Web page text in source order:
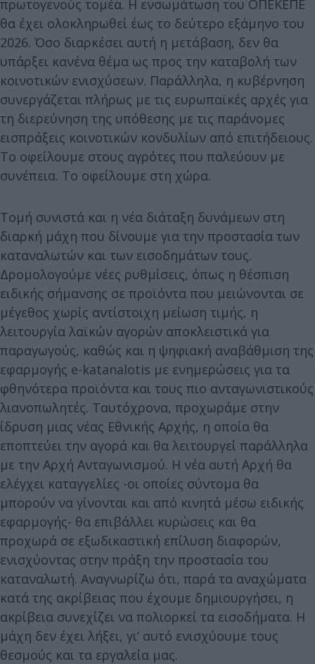
πρωτογενούς τομέα. Η ενσωμάτωση του ΟΠΕΚΕΠΕ
θα έχει ολοκληρωθεί έως το δεύτερο εξάμηνο του
2026. Όσο διαρκέσει αυτή η μετάβαση, δεν θα
υπάρξει κανένα θέμα ως προς την καταβολή των
κοινοτικών ενισχύσεων. Παράλληλα, η κυβέρνηση
συνεργάζεται πλήρως με τις ευρωπαϊκές αρχές για
τη διερεύνηση της υπόθεσης με τις παράνομες
εισπράξεις κοινοτικών κονδυλίων από επιτήδειους.
Το οφείλουμε στους αγρότες που παλεύουν με
συνέπεια. Το οφείλουμε στη χώρα.
Τομή συνιστά και η νέα διάταξη δυνάμεων στη
διαρκή μάχη που δίνουμε για την προστασία των
καταναλωτών και των εισοδημάτων τους.
Δρομολογούμε νέες ρυθμίσεις, όπως η θέσπιση
ειδικής σήμανσης σε προϊόντα που μειώνονται σε
μέγεθος χωρίς αντίστοιχη μείωση τιμής, η
λειτουργία λαϊκών αγορών αποκλειστικά για
παραγωγούς, καθώς και η ψηφιακή αναβάθμιση της
εφαρμογής e-katanalotis με ενημερώσεις για τα
φθηνότερα προϊόντα και τους πιο ανταγωνιστικούς
λιανοπωλητές. Ταυτόχρονα, προχωράμε στην
ίδρυση μιας νέας Εθνικής Αρχής, η οποία θα
εποπτεύει την αγορά και θα λειτουργεί παράλληλα
με την Αρχή Ανταγωνισμού. Η νέα αυτή Αρχή θα
ελέγχει καταγγελίες -οι οποίες σύντομα θα
μπορούν να γίνονται και από κινητά μέσω ειδικής
εφαρμογής- θα επιβάλλει κυρώσεις και θα
προχωρά σε εξωδικαστική επίλυση διαφορών,
ενισχύοντας στην πράξη την προστασία του
καταναλωτή. Αναγνωρίζω ότι, παρά τα αναχώματα
κατά της ακρίβειας που έχουμε δημιουργήσει, η
ακρίβεια συνεχίζει να πολιορκεί τα εισοδήματα. Η
μάχη δεν έχει λήξει, γι’ αυτό ενισχύουμε τους
θεσμούς και τα εργαλεία μας.